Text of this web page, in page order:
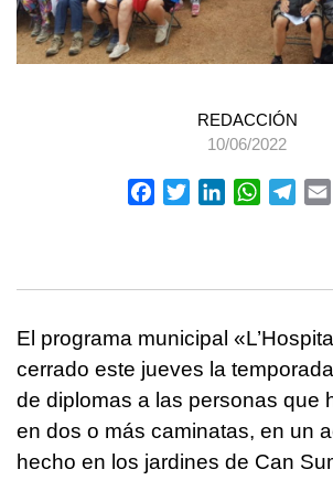
REDACCIÓN
10/06/2022
FacebookTwitterLinkedIn
El programa municipal
cerrado este jueves la
de diplomas a las personas que
en dos o más caminatas, en un
hecho en los jardines de Can